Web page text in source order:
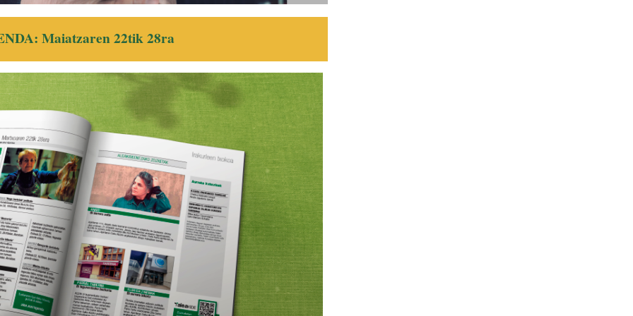
Maiatzaren 22tik 28ra